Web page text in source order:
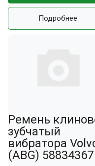
Подробнее
Ремень
зубчатый
вибратора
(ABG) 58834367